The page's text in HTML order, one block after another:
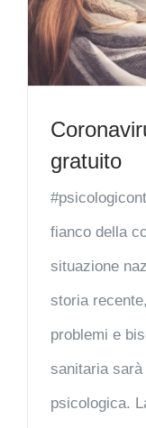
gratuito
fianco della
situazione
storia
problemi e
sanitaria
psicologica.